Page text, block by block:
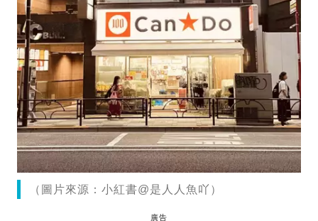
（圖片來源：小紅書@是人人魚吖）
廣告